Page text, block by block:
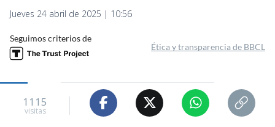
Jueves 24 abril de 2025 | 10:56
Seguimos criterios de
Ética y transparencia de BBCL
1115
visitas